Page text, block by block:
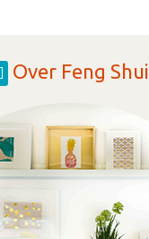
Over Feng Shui